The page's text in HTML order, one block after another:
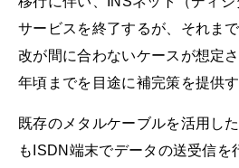
サービスを終了するが、それま
改が間に合わないケースが想定
年頃までを目途に補完策を提供す
既存のメタルケーブルを活用し
もISDN端末でデータの送受信を